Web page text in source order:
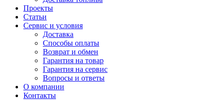
Проекты
Статьи
Сервис и условия
Доставка
Способы оплаты
Возврат и обмен
Гарантия на товар
Гарантия на сервис
Вопросы и ответы
О компании
Контакты